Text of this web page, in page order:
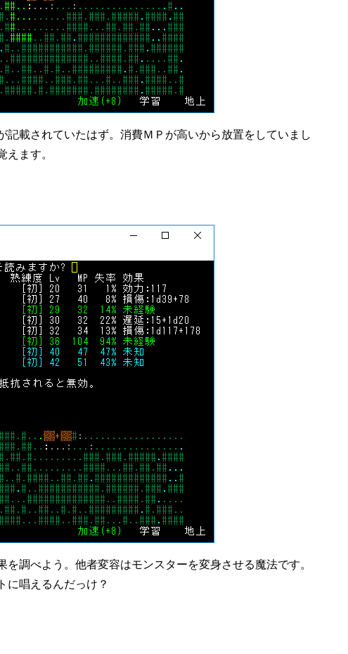
載されていたはず。消費ＭＰが高いから放置をしていまし
えます。
調べよう。他者変容はモンスターを変身させる魔法です。
に唱えるんだっけ？